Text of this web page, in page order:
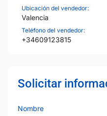
Ubicación del vendedor:
Valencia
Teléfono del vendedor:
+34609123815
Solicitar
Nombre